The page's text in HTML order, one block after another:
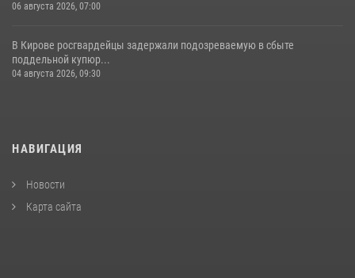
06 августа 2026, 07:00
В Кирове росгвардейцы задержали подозреваемую в сбыте
поддельной купюр...
04 августа 2026, 09:30
НАВИГАЦИЯ
Новости
Карта сайта